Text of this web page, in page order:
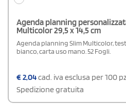
Agenda planning
Multicolor 29,5 x 14,5 cm
Agenda planning Slim Multicolor,
bianco, carta uso mano. 52 Fogli.
€2,04cad. iva esclusa per 100
Spedizione gratuita